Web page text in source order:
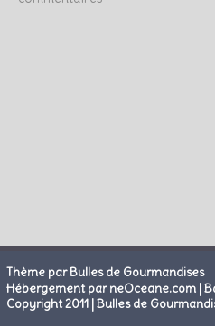
Thème par Bulles de Gourmandises
Hébergement par neOceane.com |
Copyright 2011 | Bulles de